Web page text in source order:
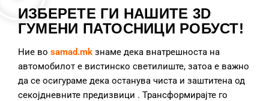
ИЗБЕРЕТЕ ГИ НАШИТЕ 3D
ГУМЕНИ ПАТОСНИЦИ РОБУСТ!
Ние во samad.mk знаме дека внатрешноста на
автомобилот е вистинско светилиште, затоа е важно
да се осигураме дека останува чиста и заштитена од
секојдневните предизвици . Трансформирајте го